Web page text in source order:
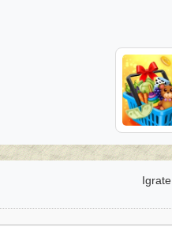
Igrate